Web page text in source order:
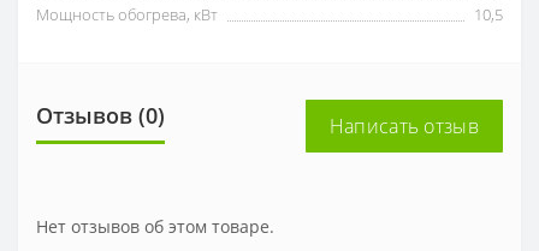
Мощность обогрева, кВт
10,5
Отзывов (0) Написать отзыв
Нет отзывов об этом товаре.